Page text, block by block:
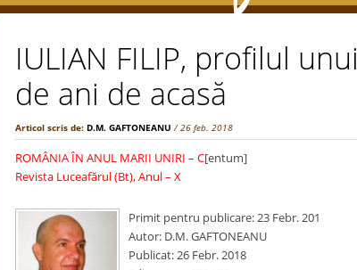
IULIAN FILIP, profilul
de ani de acasă
Articol scris de: D.M. GAFTONEANU / 26 feb. 2018
ROMÂNIA ÎN ANUL MARII UNIRI – C[entum]
Revista Luceafărul (Bt), Anul – X
Primit pentru publicare: 23 Febr. 201
Autor: D.M. GAFTONEANU
Publicat: 26 Febr. 2018